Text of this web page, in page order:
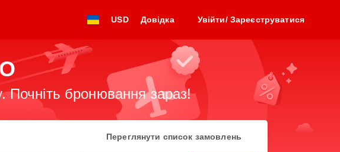
USD Довідка Увійти/ Зареєструватися
Почніть бронювання зараз!
Переглянути список замовлень